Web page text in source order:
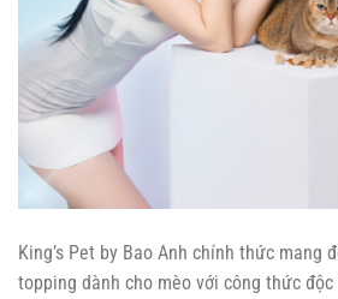
King’s Pet by Bao Anh chính thức mang
topping dành cho mèo với công thức